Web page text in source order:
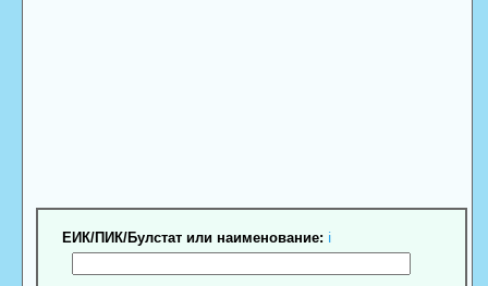
ЕИК/ПИК/Булстат или наименование: ℹ